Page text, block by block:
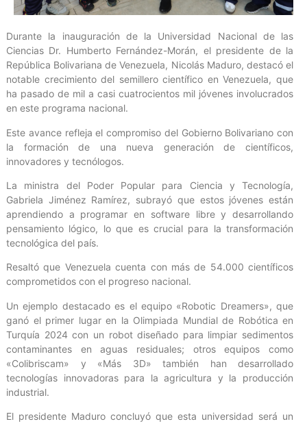
Durante la inauguración de la Universidad Nacional de las
Ciencias Dr. Humberto Fernández-Morán, el presidente de la
República Bolivariana de Venezuela, Nicolás Maduro, destacó el
notable crecimiento del semillero científico en Venezuela, que
ha pasado de mil a casi cuatrocientos mil jóvenes involucrados
en este programa nacional.
Este avance refleja el compromiso del Gobierno Bolivariano con
la formación de una nueva generación de científicos,
innovadores y tecnólogos.
La ministra del Poder Popular para Ciencia y Tecnología,
Gabriela Jiménez Ramírez, subrayó que estos jóvenes están
aprendiendo a programar en software libre y desarrollando
pensamiento lógico, lo que es crucial para la transformación
tecnológica del país.
Resaltó que Venezuela cuenta con más de 54.000 científicos
comprometidos con el progreso nacional.
Un ejemplo destacado es el equipo «Robotic Dreamers», que
ganó el primer lugar en la Olimpiada Mundial de Robótica en
Turquía 2024 con un robot diseñado para limpiar sedimentos
contaminantes en aguas residuales; otros equipos como
«Colibriscam» y «Más 3D» también han desarrollado
tecnologías innovadoras para la agricultura y la producción
industrial.
El presidente Maduro concluyó que esta universidad será un